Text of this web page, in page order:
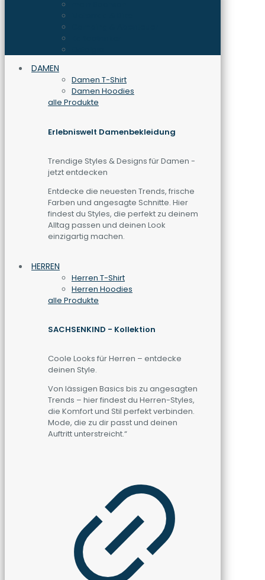
DAMEN
Damen T-Shirt
Damen Hoodies
alle Produkte
Erlebniswelt Damenbekleidung
Trendige Styles & Designs für Damen -
jetzt entdecken
Entdecke die neuesten Trends, frische
Farben und angesagte Schnitte. Hier
findest du Styles, die perfekt zu deinem
Alltag passen und deinen Look
einzigartig machen.
HERREN
Herren T-Shirt
Herren Hoodies
alle Produkte
SACHSENKIND - Kollektion
Coole Looks für Herren – entdecke
deinen Style.
Von lässigen Basics bis zu angesagten
Trends – hier findest du Herren-Styles,
die Komfort und Stil perfekt verbinden.
Mode, die zu dir passt und deinen
Auftritt unterstreicht.“